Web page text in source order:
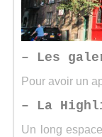
– Les
Pour avoir un
– La
Un long